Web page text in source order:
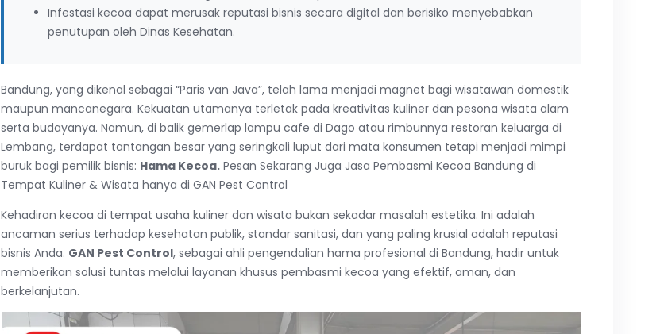
Infestasi kecoa dapat merusak reputasi bisnis secara digital dan berisiko menyebabkan
penutupan oleh Dinas Kesehatan.
Bandung, yang dikenal sebagai “Paris van Java”, telah lama menjadi magnet bagi wisatawan domestik
maupun mancanegara. Kekuatan utamanya terletak pada kreativitas kuliner dan pesona wisata alam
serta budayanya. Namun, di balik gemerlap lampu cafe di Dago atau rimbunnya restoran keluarga di
Lembang, terdapat tantangan besar yang seringkali luput dari mata konsumen tetapi menjadi mimpi
buruk bagi pemilik bisnis: Hama Kecoa. Pesan Sekarang Juga Jasa Pembasmi Kecoa Bandung di
Tempat Kuliner & Wisata hanya di GAN Pest Control
Kehadiran kecoa di tempat usaha kuliner dan wisata bukan sekadar masalah estetika. Ini adalah
ancaman serius terhadap kesehatan publik, standar sanitasi, dan yang paling krusial adalah reputasi
bisnis Anda. GAN Pest Control, sebagai ahli pengendalian hama profesional di Bandung, hadir untuk
memberikan solusi tuntas melalui layanan khusus pembasmi kecoa yang efektif, aman, dan
berkelanjutan.